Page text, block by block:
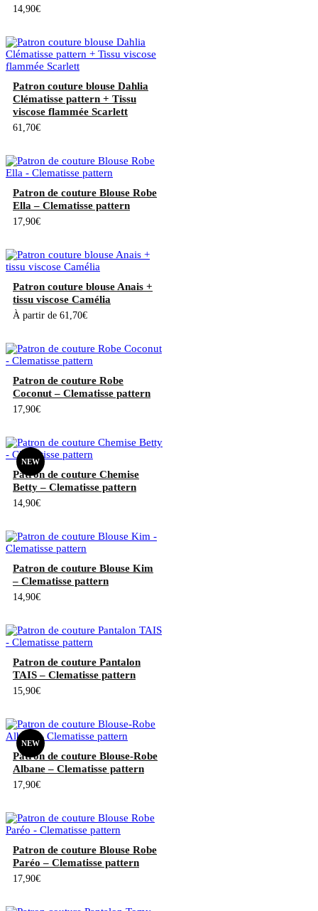
14,90€
Patron couture blouse Dahlia
Clématisse pattern + Tissu
viscose flammée Scarlett
61,70€
Patron de couture Blouse Robe
Ella – Clematisse pattern
17,90€
Patron couture blouse Anais +
tissu viscose Camélia
À partir de 61,70€
Patron de couture Robe
Coconut – Clematisse pattern
17,90€
NEW
Patron de couture Chemise
Betty – Clematisse pattern
14,90€
Patron de couture Blouse Kim
– Clematisse pattern
14,90€
Patron de couture Pantalon
TAIS – Clematisse pattern
15,90€
NEW
Patron de couture Blouse-Robe
Albane – Clematisse pattern
17,90€
Patron de couture Blouse Robe
Paréo – Clematisse pattern
17,90€